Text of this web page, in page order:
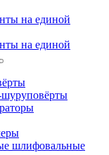
на единой
на единой
шлифовальные